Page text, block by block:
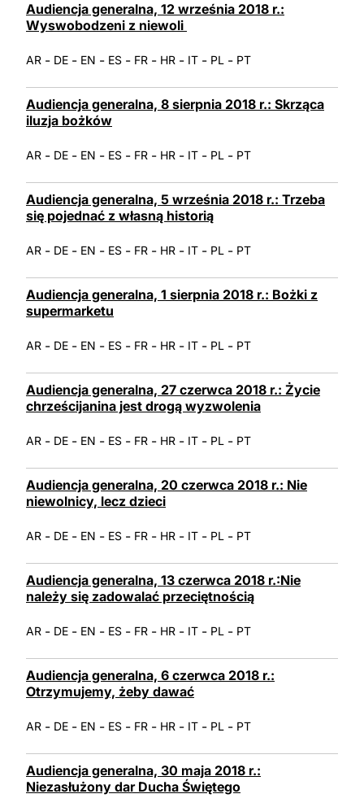
Audiencja generalna, 12 września 2018 r.:
Wyswobodzeni z niewoli
AR - DE - EN - ES - FR - HR - IT - PL - PT
Audiencja generalna, 8 sierpnia 2018 r.: Skrząca
iluzja bożków
AR - DE - EN - ES - FR - HR - IT - PL - PT
Audiencja generalna, 5 września 2018 r.: Trzeba
się pojednać z własną historią
AR - DE - EN - ES - FR - HR - IT - PL - PT
Audiencja generalna, 1 sierpnia 2018 r.: Bożki z
supermarketu
AR - DE - EN - ES - FR - HR - IT - PL - PT
Audiencja generalna, 27 czerwca 2018 r.: Życie
chrześcijanina jest drogą wyzwolenia
AR - DE - EN - ES - FR - HR - IT - PL - PT
Audiencja generalna, 20 czerwca 2018 r.: Nie
niewolnicy, lecz dzieci
AR - DE - EN - ES - FR - HR - IT - PL - PT
Audiencja generalna, 13 czerwca 2018 r.:Nie
należy się zadowalać przeciętnością
AR - DE - EN - ES - FR - HR - IT - PL - PT
Audiencja generalna, 6 czerwca 2018 r.:
Otrzymujemy, żeby dawać
AR - DE - EN - ES - FR - HR - IT - PL - PT
Audiencja generalna, 30 maja 2018 r.:
Niezasłużony dar Ducha Świętego